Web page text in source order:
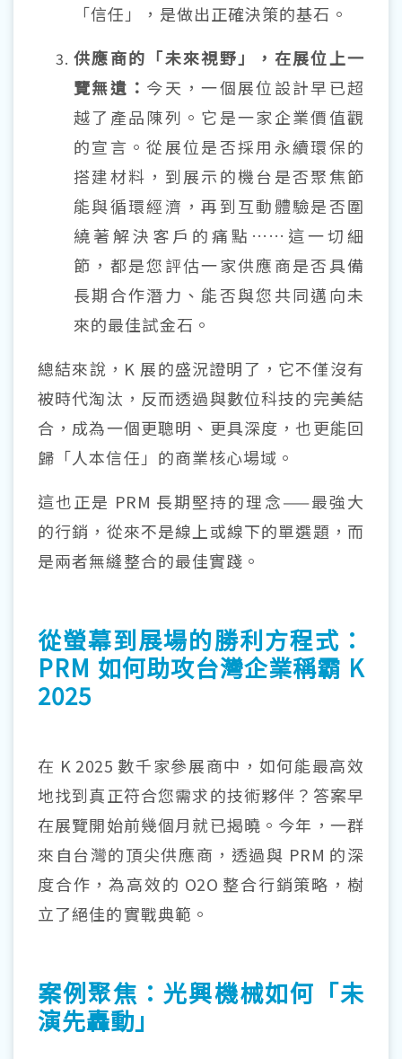
「信任」，是做出正確決策的基石。
供應商的「未來視野」，在展位上一
覽無遺： 今天，一個展位設計早已超
越了產品陳列。它是一家企業價值觀
的宣言。從展位是否採用永續環保的
搭建材料，到展示的機台是否聚焦節
能與循環經濟，再到互動體驗是否圍
繞著解決客戶的痛點……這一切細
節，都是您評估一家供應商是否具備
長期合作潛力、能否與您共同邁向未
來的最佳試金石。
總結來說，K 展的盛況證明了，它不僅沒有
被時代淘汰，反而透過與數位科技的完美結
合，成為一個更聰明、更具深度，也更能回
歸「人本信任」的商業核心場域。
這也正是 PRM 長期堅持的理念——最強大
的行銷，從來不是線上或線下的單選題，而
是兩者無縫整合的最佳實踐。
從螢幕到展場的勝利方程式：
PRM 如何助攻台灣企業稱霸 K
2025
在 K 2025數千家參展商中，如何能最高效
地找到真正符合您需求的技術夥伴？答案早
在展覽開始前幾個月就已揭曉。今年，一群
來自台灣的頂尖供應商，透過與 PRM 的深
度合作，為高效的 O2O 整合行銷策略，樹
立了絕佳的實戰典範。
案例聚焦：光興機械如何「未
演先轟動」